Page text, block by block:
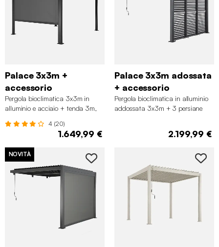
Palace 3x3m +
accessorio
Pergola bioclimatica 3x3m in
alluminio e acciaio + tenda 3m,
4 (20)
1.649,99 €
Palace 3x3m adossata
+ accessorio
Pergola bioclimatica in alluminio
addossata 3x3m + 3 persiane
2.199,99 €
NOVITÀ